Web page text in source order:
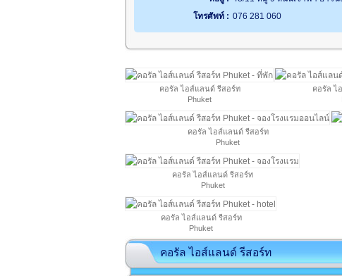
โทรศัพท์ : 076 281 060
คอรัล ไอส์แลนด์ รีสอร์ท
Phuket
คอรัล ไ
คอรัล ไอส์แลนด์ รีสอร์ท
Phuket
คอรัล ไอส์แลนด์ รีสอร์ท
Phuket
คอรัล ไอส์แลนด์ รีสอร์ท
Phuket
คอรัล ไอส์แลนด์ รีสอร์ท